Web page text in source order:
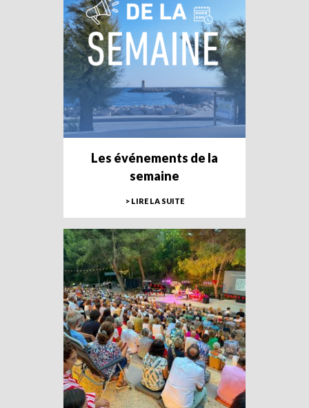
Les événements de la
semaine
> LIRE LA SUITE